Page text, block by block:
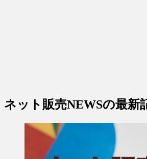
ネット販売NEWSの最新